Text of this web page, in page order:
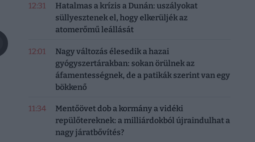
12:31
Hatalmas a krízis a Dunán: uszályokat
süllyesztenek el, hogy elkerüljék az
atomerőmű leállását
12:01
Nagy változás élesedik a hazai
gyógyszertárakban: sokan örülnek az
áfamentességnek, de a patikák szerint van egy
bökkenő
11:34
Mentőövet dob a kormány a vidéki
repülőtereknek: a milliárdokból újraindulhat a
nagy járatbővítés?